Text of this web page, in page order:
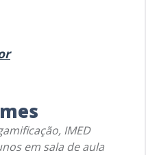
IMED
em sala de aula